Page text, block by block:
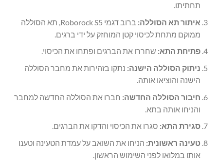
תחתיתו.
איתור תא הסוללה:
ברוב דגמי Roborock S5, תא הסוללה
ממוקם מתחת לכיסוי קטן המוחזק על ידי ברגים.
פתיחת התא: שחררו את הברגים ופתחו את הכיסוי.
ניתוק הסוללה הישנה: נתקו בזהירות את מחבר הסוללה
הישנה והוציאו אותה.
חיבור הסוללה החדשה: חברו את הסוללה החדשה למחבר
והניחו אותה בתא.
סגירת התא: סגרו את הכיסוי והדקו את הברגים.
טעינה ראשונית: הניחו את השואב על עמדת הטעינה וטענו
אותו במלואו לפני השימוש הראשון.